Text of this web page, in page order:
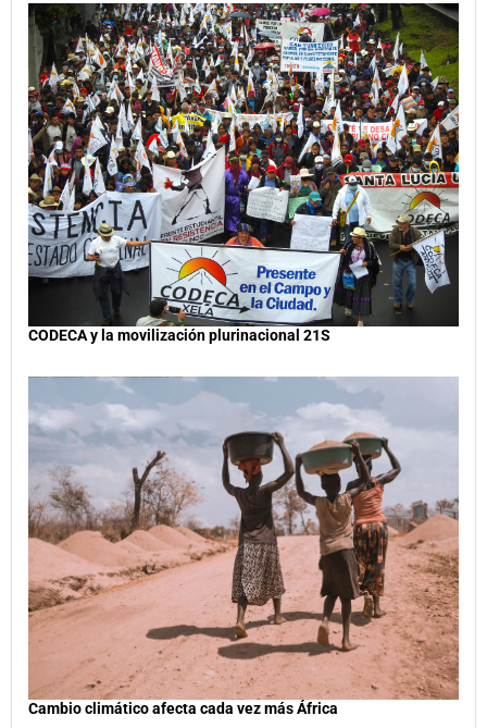
CODECA y la movilización plurinacional 21S
Cambio climático afecta cada vez más África